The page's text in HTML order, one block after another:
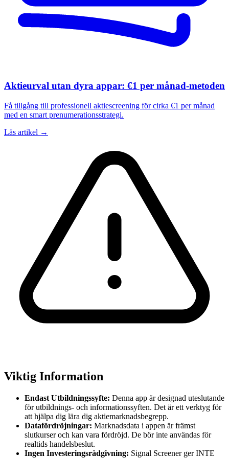
Aktieurval utan dyra appar: €1 per månad-metoden
Få tillgång till professionell aktiescreening för cirka €1 per månad
med en smart prenumerationsstrategi.
Läs artikel →
Viktig Information
Endast Utbildningssyfte: Denna app är designad uteslutande
för utbildnings- och informationssyften. Det är ett verktyg för
att hjälpa dig lära dig aktiemarknadsbegrepp.
Datafördröjningar: Marknadsdata i appen är främst
slutkurser och kan vara fördröjd. De bör inte användas för
realtids handelsbeslut.
Ingen Investeringsrådgivning: Signal Screener ger INTE